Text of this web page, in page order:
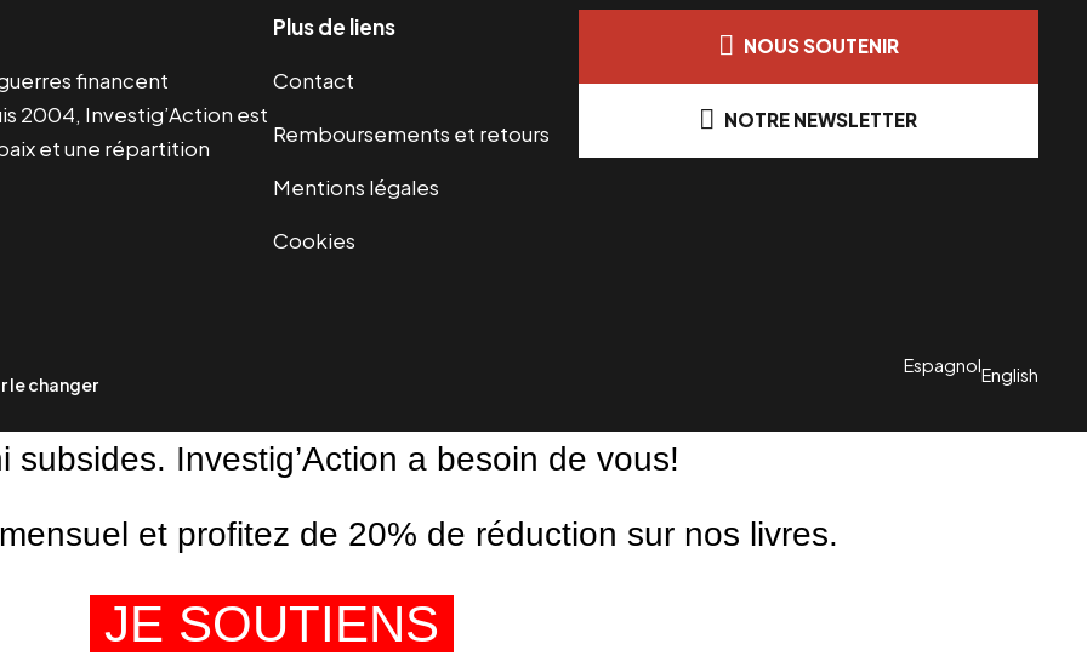
financent
2004, Investig’Action est
et une répartition
Plus de liens
Contact
Remboursements et retours
Mentions légales
Cookies
NOUS SOUTENIR
NOTRE NEWSLETTER
le changer
EspagnolEnglish
subsides. Investig’Action a besoin de vous!
et profitez de 20% de réduction sur nos livres.
JE SOUTIENS